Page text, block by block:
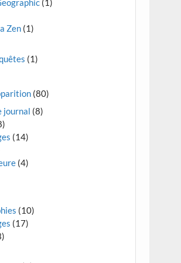
(1)
Zen (1)
(1)
(80)
journal (8)
(14)
(4)
(10)
(17)